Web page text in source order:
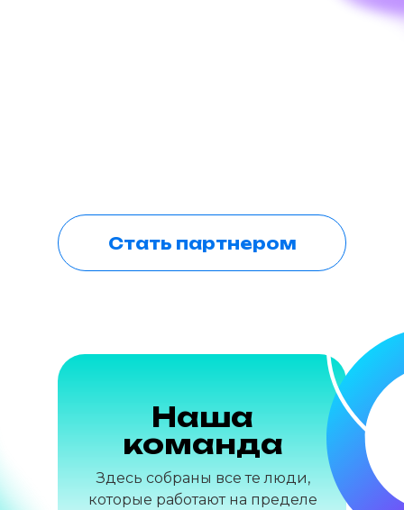
Стать партнером
Здесь собраны все те люди,
которые работают на пределе
Наша
команда